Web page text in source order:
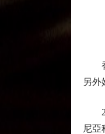
香
另外
22
尼亞